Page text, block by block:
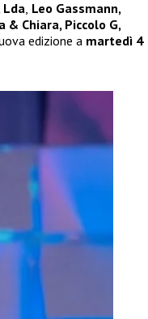
Lda, Leo Gassmann,
Chiara, Piccolo G,
edizione a martedì 4